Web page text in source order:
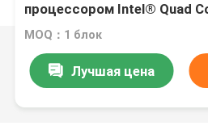
процессором Intel® Quad
MOQ：1 блок
Лучшая цена